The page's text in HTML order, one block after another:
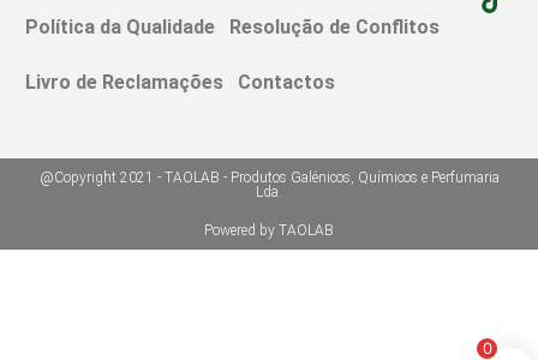
0
Política da Qualidade Resolução de Conflitos
Livro de Reclamações Contactos
@Copyright 2021 - TAOLAB - Produtos Galénicos, Químicos e Perfumaria
Lda.
Powered by TAOLAB